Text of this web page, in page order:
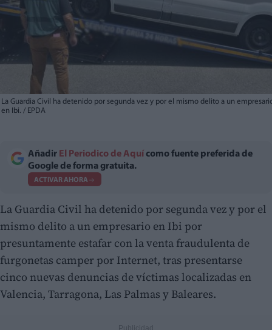
La Guardia Civil ha detenido por segunda vez y por el mismo delito a un
en Ibi. / EPDA
Añadir El Periodico de Aquí como fuente preferida de
Google de forma gratuita.
ACTIVAR AHORA
La Guardia Civil ha detenido por segunda vez y por el
mismo delito a un empresario en Ibi por
presuntamente estafar con la venta fraudulenta de
furgonetas camper por Internet, tras presentarse
cinco nuevas denuncias de víctimas localizadas en
Valencia, Tarragona, Las Palmas y Baleares.